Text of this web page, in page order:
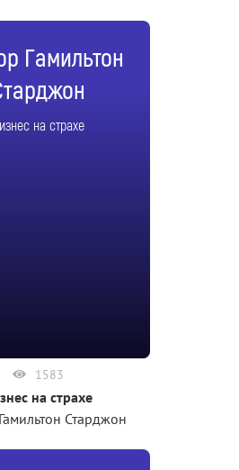
Гамильтон
на страхе
1583
на страхе
Старджон